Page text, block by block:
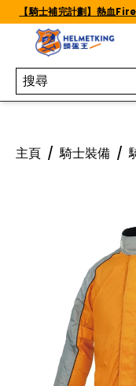
Skip to content
【騎士補完計劃】熱血
主頁 / 騎士裝備 /